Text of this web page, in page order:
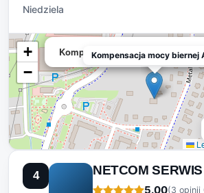
Niedziela
Kompensacja mocy biernej
+
−
Kompensacja mocy biernej
4 NETCOM SERWIS
5.00(3 opinii